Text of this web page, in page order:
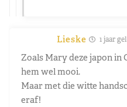
Lieske 1 jaar
Zoals Mary deze japon in
hem wel mooi.
Maar met die witte
eraf!